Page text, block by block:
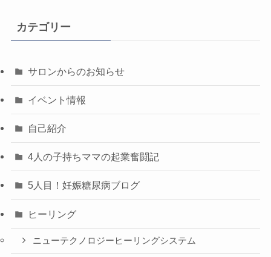
カテゴリー
サロンからのお知らせ
イベント情報
自己紹介
4人の子持ちママの起業奮闘記
5人目！妊娠糖尿病ブログ
ヒーリング
ニューテクノロジーヒーリングシステム